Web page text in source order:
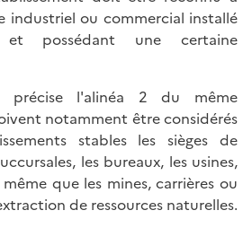
industriel ou commercial installé
possédant une certaine
l'alinéa 2 du même
notamment être considérés
stables les sièges de
les bureaux, les usines,
que les mines, carrières ou
de ressources naturelles.